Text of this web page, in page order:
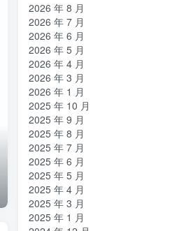
2026 年 8 月
2026 年 7 月
2026 年 6 月
2026 年 5 月
2026 年 4 月
2026 年 3 月
2026 年 1 月
2025 年 10 月
2025 年 9 月
2025 年 8 月
2025 年 7 月
2025 年 6 月
2025 年 5 月
2025 年 4 月
2025 年 3 月
2025 年 1 月